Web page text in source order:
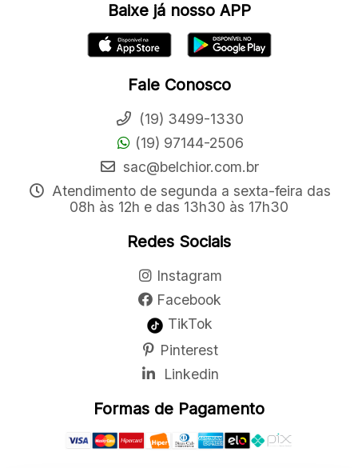
Baixe já nosso APP
Fale Conosco
(19) 3499-1330
(19) 97144-2506
sac@belchior.com.br
Atendimento de segunda a sexta-feira das
08h às 12h e das 13h30 às 17h30
Redes Sociais
Instagram
Facebook
TikTok
Pinterest
Linkedin
Formas de Pagamento